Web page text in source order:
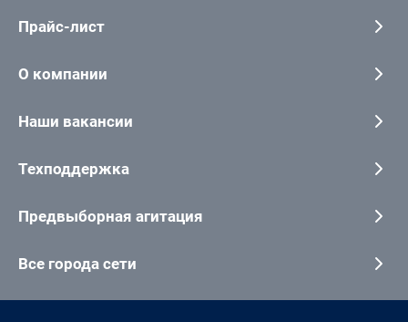
Прайс-лист
О компании
Наши вакансии
Техподдержка
Предвыборная агитация
Все города сети